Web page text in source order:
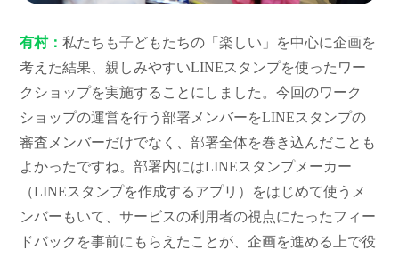
有村：私たちも子どもたちの「楽しい」を中心に企画を
考えた結果、親しみやすいLINEスタンプを使ったワー
クショップを実施することにしました。今回のワーク
ショップの運営を行う部署メンバーをLINEスタンプの
審査メンバーだけでなく、部署全体を巻き込んだことも
よかったですね。部署内にはLINEスタンプメーカー
（LINEスタンプを作成するアプリ）をはじめて使うメ
ンバーもいて、サービスの利用者の視点にたったフィー
ドバックを事前にもらえたことが、企画を進める上で役